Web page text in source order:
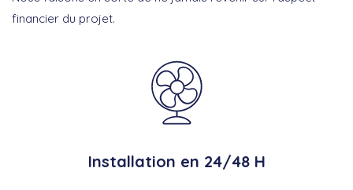
financier du projet.
Installation en 24/48 H